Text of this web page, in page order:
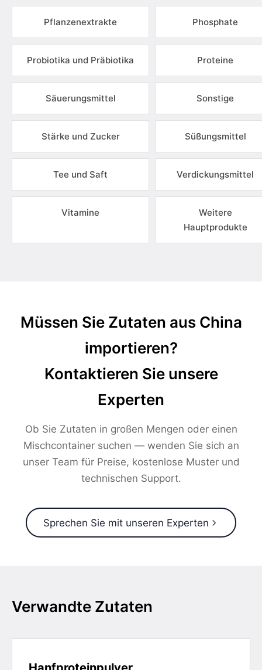
Pflanzenextrakte Phosphate
Probiotika und Präbiotika Proteine
Säuerungsmittel Sonstige
Stärke und Zucker Süßungsmittel
Tee und Saft Verdickungsmittel
Vitamine
Weitere
Hauptprodukte
Müssen Sie Zutaten aus China
importieren?
Kontaktieren Sie unsere
Experten
Ob Sie Zutaten in großen Mengen oder einen
Mischcontainer suchen — wenden Sie sich an
unser Team für Preise, kostenlose Muster und
technischen Support.
Sprechen Sie mit unseren Experten
Verwandte Zutaten